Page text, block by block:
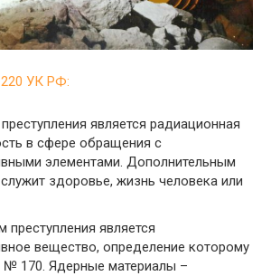
УК РФ:
является радиационная
в сфере обращения с
элементами. Дополнительным
здоровье, жизнь человека или
преступления является
вещество, определение которому
170. Ядерные материалы –